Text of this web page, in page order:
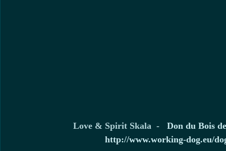
Love & Spirit Skala  - Don du Bois
http://www.working-dog.eu/